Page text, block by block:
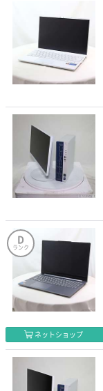
D
ランク
ネットショップ